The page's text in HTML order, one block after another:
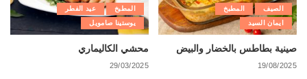
الصيف
المطبخ
ايمان السيد
صينية بطاطس بالخضار والبيض
19/08/2025
المطبخ
عيد الفطر
يوستينا صامويل
محشي الكاليماري
29/03/2025